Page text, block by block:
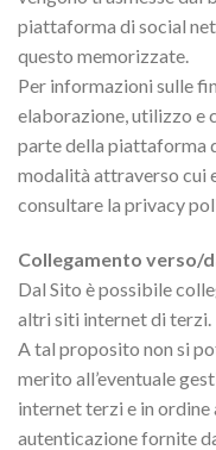
piattaforma di social
questo memorizzate.
Per informazioni sulle
elaborazione, utilizzo e
parte della piattaforma
modalità attraverso cui
consultare la privacy
Collegamento verso/
Dal Sito è possibile
altri siti internet di terzi.
A tal proposito non si
merito all’eventuale
internet terzi e in
autenticazione fornite